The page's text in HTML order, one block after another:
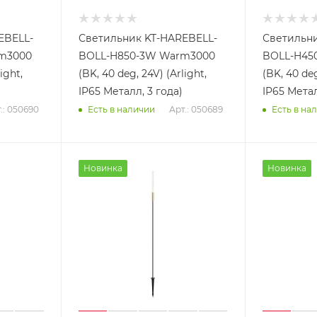
050690
Светильник KT-HAREBELL-
BOLL-H850-3W Warm3000
(BK, 40 deg, 24V) (Arlight,
IP65 Металл, 3 года)
Есть в наличии Арт.: 050689
BOLL-
(BK, 40
IP65
Есть в
Новинка Новинка